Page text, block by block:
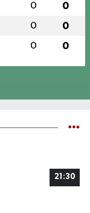
0 0
0 0
0 0
21:30